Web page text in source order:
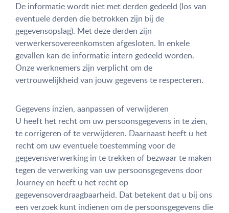
De informatie wordt niet met derden gedeeld (los van
eventuele derden die betrokken zijn bij de
gegevensopslag). Met deze derden zijn
verwerkersovereenkomsten afgesloten. In enkele
gevallen kan de informatie intern gedeeld worden.
Onze werknemers zijn verplicht om de
vertrouwelijkheid van jouw gegevens te respecteren.
Gegevens inzien, aanpassen of verwijderen
U heeft het recht om uw persoonsgegevens in te zien,
te corrigeren of te verwijderen. Daarnaast heeft u het
recht om uw eventuele toestemming voor de
gegevensverwerking in te trekken of bezwaar te maken
tegen de verwerking van uw persoonsgegevens door
Journey en heeft u het recht op
gegevensoverdraagbaarheid. Dat betekent dat u bij ons
een verzoek kunt indienen om de persoonsgegevens die